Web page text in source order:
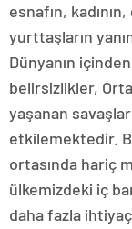
esnafın,
yurttaşların
Dünyanın
belirsizlikler,
yaşanan
etkilemektedir.
ortasında hariç
ülkemizdeki iç
daha fazla